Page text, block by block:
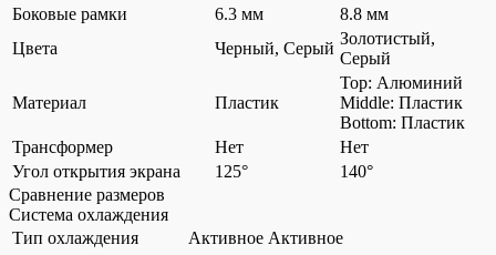
Боковые рамки
6.3 мм
8.8 мм
Цвета
Черный, Серый
Золотистый,
Серый
Материал Пластик
Top: Алюминий
Middle: Пластик
Bottom: Пластик
Трансформер
Нет
Нет
Угол открытия экрана
125°
140°
Сравнение размеров
Система охлаждения
Тип охлаждения
Активное Активное